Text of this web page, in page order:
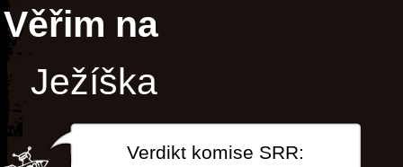
Věřim na
Ježíška
Verdikt komise SRR: